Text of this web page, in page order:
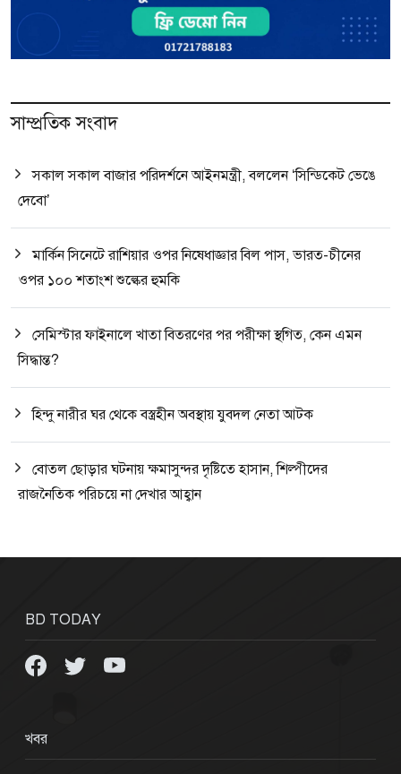
সাম্প্রতিক সংবাদ
সকাল সকাল বাজার পরিদর্শনে আইনমন্ত্রী, বললেন ‘সিন্ডিকেট ভেঙে
দেবো’
মার্কিন সিনেটে রাশিয়ার ওপর নিষেধাজ্ঞার বিল পাস, ভারত-চীনের
ওপর ১০০ শতাংশ শুল্কের হুমকি
সেমিস্টার ফাইনালে খাতা বিতরণের পর পরীক্ষা স্থগিত, কেন এমন
সিদ্ধান্ত?
হিন্দু নারীর ঘর থেকে বস্ত্রহীন অবস্থায় যুবদল নেতা আটক
বোতল ছোড়ার ঘটনায় ক্ষমাসুন্দর দৃষ্টিতে হাসান, শিল্পীদের
রাজনৈতিক পরিচয়ে না দেখার আহ্বান
BD TODAY
খবর